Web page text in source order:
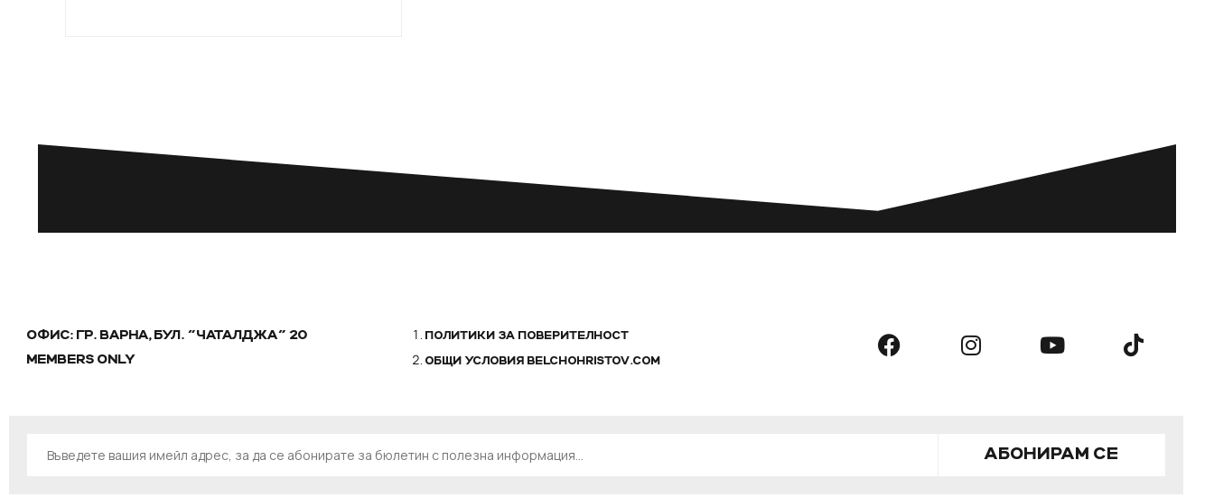
ОФИС: ГР. ВАРНА, БУЛ. "ЧАТАЛДЖА" 20
MEMBERS ONLY
ПОЛИТИКИ ЗА ПОВЕРИТЕЛНОСТ
ОБЩИ УСЛОВИЯ BELCHOHRISTOV.COM
АБОНИРАМ СЕ